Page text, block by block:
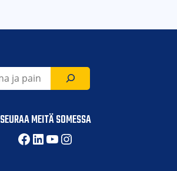
SEURAA MEITÄ SOMESSA
Facebook
LinkedIn
YouTube
Instagram